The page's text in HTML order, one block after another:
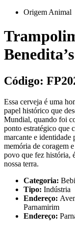
Origem Animal
Código:
Essa cerveja é uma
papel histórico que
Mundial, quando foi
ponto estratégico que
marcante e identidade
memória de coragem
povo que fez história,
nossa terra.
Categoria:
Tipo: Indústria
Endereço:
Parnamirim
Endereço: